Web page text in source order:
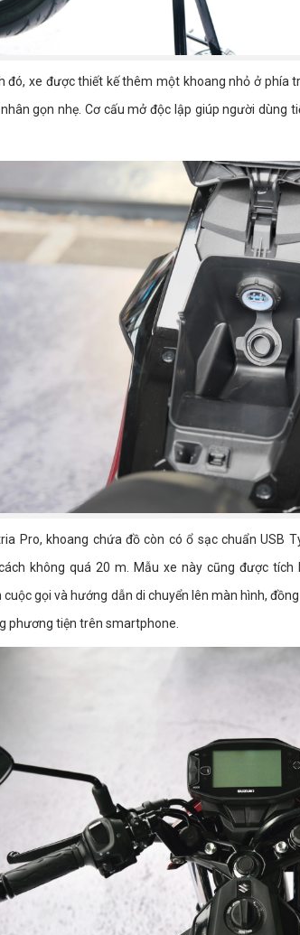
đó, xe được thiết kế thêm một khoang nhỏ ở phía
gọn nhẹ. Cơ cấu mở độc lập giúp người dùng
Pro, khoang chứa đồ còn có ổ sạc chuẩn USB
không quá 20 m. Mẫu xe này cũng được tích
gọi và hướng dẫn di chuyển lên màn hình,
phương tiện trên smartphone.